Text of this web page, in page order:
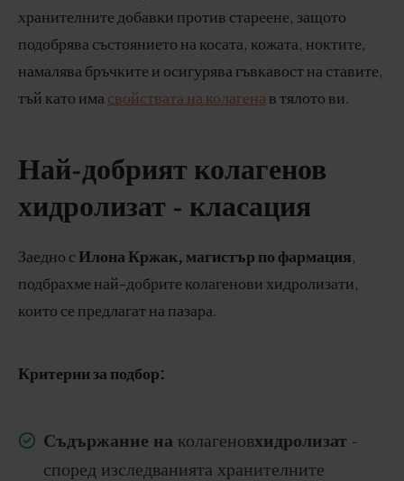
хранителните добавки против стареене, защото
подобрява състоянието на косата, кожата, ноктите,
намалява бръчките и осигурява гъвкавост на ставите,
тъй като има свойствата на колагена в тялото ви.
Най-добрият колагенов
хидролизат - класация
Заедно сИлона Кржак, магистър по фармация,
подбрахме най-добрите колагенови хидролизати,
които се предлагат на пазара.
Критерии за подбор:
Съдържание на колагеновхидролизат -
според изследванията хранителните